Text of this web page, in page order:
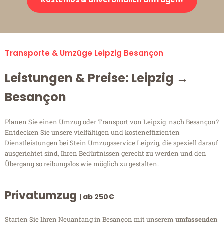
Transporte & Umzüge Leipzig Besançon
Leistungen & Preise: Leipzig →
Besançon
Planen Sie einen Umzug oder Transport von Leipzig nach Besançon?
Entdecken Sie unsere vielfältigen und kosteneffizienten
Dienstleistungen bei Stein Umzugsservice Leipzig, die speziell darauf
ausgerichtet sind, Ihren Bedürfnissen gerecht zu werden und den
Übergang so reibungslos wie möglich zu gestalten.
Privatumzug | ab 250€
Starten Sie Ihren Neuanfang in Besançon mit unserem umfassenden